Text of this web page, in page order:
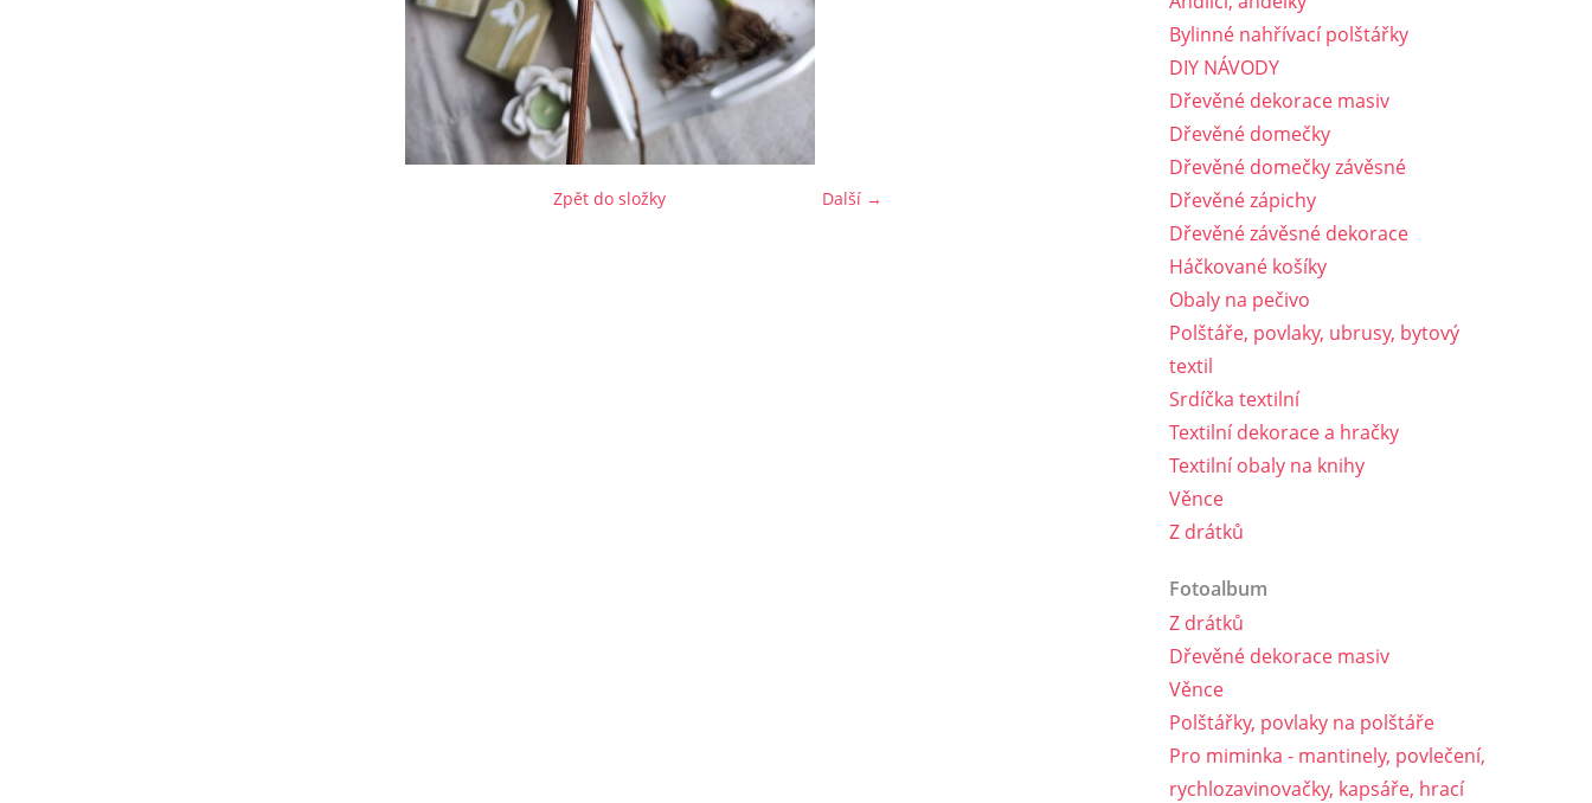
Další →
Zpět do složky
Bylinné nahřívací polštářky
DIY NÁVODY
Dřevěné dekorace masiv
Dřevěné domečky
Dřevěné domečky závěsné
Dřevěné zápichy
Dřevěné závěsné dekorace
Háčkované košíky
Obaly na pečivo
Polštáře, povlaky, ubrusy, bytový
textil
Srdíčka textilní
Textilní dekorace a hračky
Textilní obaly na knihy
Věnce
Z drátků
Fotoalbum
Z drátků
Dřevěné dekorace masiv
Věnce
Polštářky, povlaky na polštáře
Pro miminka - mantinely, povlečení,
rychlozavinovačky, kapsáře, hrací